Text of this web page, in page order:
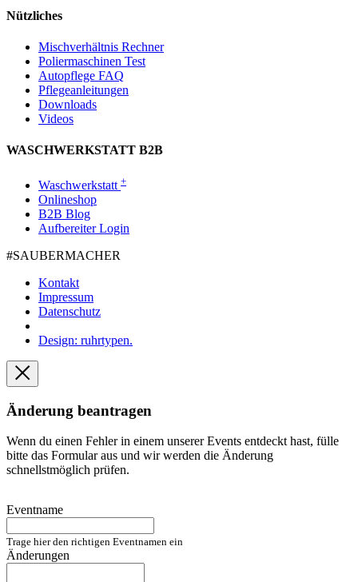
Nützliches
Mischverhältnis Rechner
Poliermaschinen Test
Autopflege FAQ
Pflegeanleitungen
Downloads
Videos
WASCHWERKSTATT B2B
Waschwerkstatt +
Onlineshop
B2B Blog
Aufbereiter Login
#SAUBER­MACHER
Kontakt
Impressum
Datenschutz
Design: ruhrtypen.
Änderung beantragen
Wenn du einen Fehler in einem unserer Events entdeckt hast, fülle
bitte das Formular aus und wir werden die Änderung
schnellstmöglich prüfen.
Eventname
Trage hier den richtigen Eventnamen ein
Änderungen